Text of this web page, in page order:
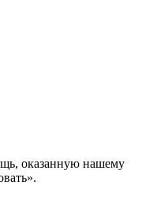
оказанную нашему